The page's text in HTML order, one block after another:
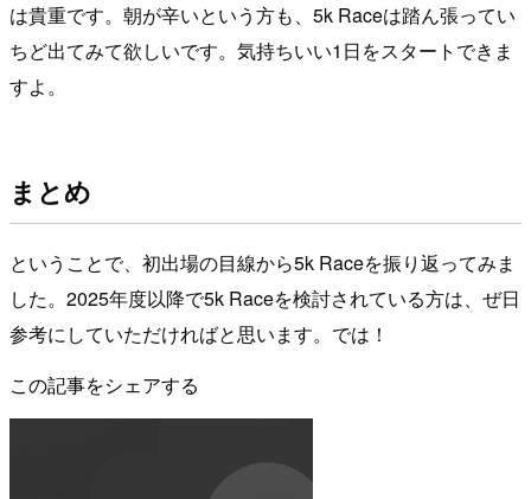
は貴重です。朝が辛いという方も、5k Raceは踏ん張ってい
ちど出てみて欲しいです。気持ちいい1日をスタートできま
すよ。
まとめ
ということで、初出場の目線から5k Raceを振り返ってみま
した。2025年度以降で5k Raceを検討されている方は、ぜ日
参考にしていただければと思います。では！
この記事をシェアする